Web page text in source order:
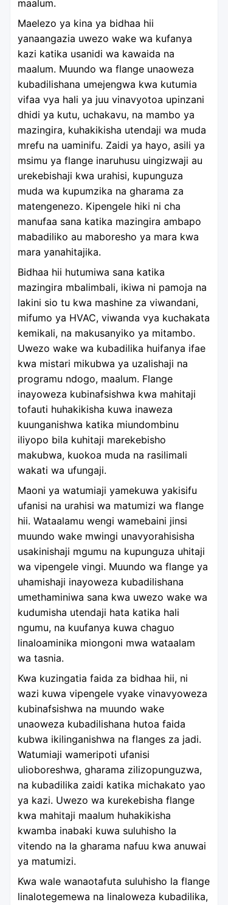
maalum.
Maelezo ya kina ya bidhaa hii
yanaangazia uwezo wake wa kufanya
kazi katika usanidi wa kawaida na
maalum. Muundo wa flange unaoweza
kubadilishana umejengwa kwa kutumia
vifaa vya hali ya juu vinavyotoa upinzani
dhidi ya kutu, uchakavu, na mambo ya
mazingira, kuhakikisha utendaji wa muda
mrefu na uaminifu. Zaidi ya hayo, asili ya
msimu ya flange inaruhusu uingizwaji au
urekebishaji kwa urahisi, kupunguza
muda wa kupumzika na gharama za
matengenezo. Kipengele hiki ni cha
manufaa sana katika mazingira ambapo
mabadiliko au maboresho ya mara kwa
mara yanahitajika.
Bidhaa hii hutumiwa sana katika
mazingira mbalimbali, ikiwa ni pamoja na
lakini sio tu kwa mashine za viwandani,
mifumo ya HVAC, viwanda vya kuchakata
kemikali, na makusanyiko ya mitambo.
Uwezo wake wa kubadilika huifanya ifae
kwa mistari mikubwa ya uzalishaji na
programu ndogo, maalum. Flange
inayoweza kubinafsishwa kwa mahitaji
tofauti huhakikisha kuwa inaweza
kuunganishwa katika miundombinu
iliyopo bila kuhitaji marekebisho
makubwa, kuokoa muda na rasilimali
wakati wa ufungaji.
Maoni ya watumiaji yamekuwa yakisifu
ufanisi na urahisi wa matumizi wa flange
hii. Wataalamu wengi wamebaini jinsi
muundo wake mwingi unavyorahisisha
usakinishaji mgumu na kupunguza uhitaji
wa vipengele vingi. Muundo wa flange ya
uhamishaji inayoweza kubadilishana
umethaminiwa sana kwa uwezo wake wa
kudumisha utendaji hata katika hali
ngumu, na kuufanya kuwa chaguo
linaloaminika miongoni mwa wataalam
wa tasnia.
Kwa kuzingatia faida za bidhaa hii, ni
wazi kuwa vipengele vyake vinavyoweza
kubinafsishwa na muundo wake
unaoweza kubadilishana hutoa faida
kubwa ikilinganishwa na flanges za jadi.
Watumiaji wameripoti ufanisi
ulioboreshwa, gharama zilizopunguzwa,
na kubadilika zaidi katika michakato yao
ya kazi. Uwezo wa kurekebisha flange
kwa mahitaji maalum huhakikisha
kwamba inabaki kuwa suluhisho la
vitendo na la gharama nafuu kwa anuwai
ya matumizi.
Kwa wale wanaotafuta suluhisho la flange
linalotegemewa na linaloweza kubadilika,